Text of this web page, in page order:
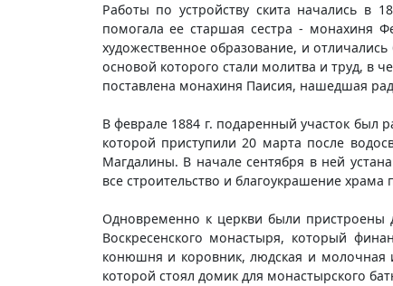
Работы по устройству скита начались в
помогала ее старшая сестра - монахиня
художественное образование, и
основой которого стали молитва и труд, в
поставлена монахиня Паисия, нашедшая
В феврале 1884 г. подаренный участок был
которой приступили 20 марта после
Магдалины. В начале сентября в ней
все строительство и благоукрашение храма
Одновременно к церкви были пристроены
Воскресенского монастыря, который
конюшня и коровник, людская и молочная
которой стоял домик для монастырского